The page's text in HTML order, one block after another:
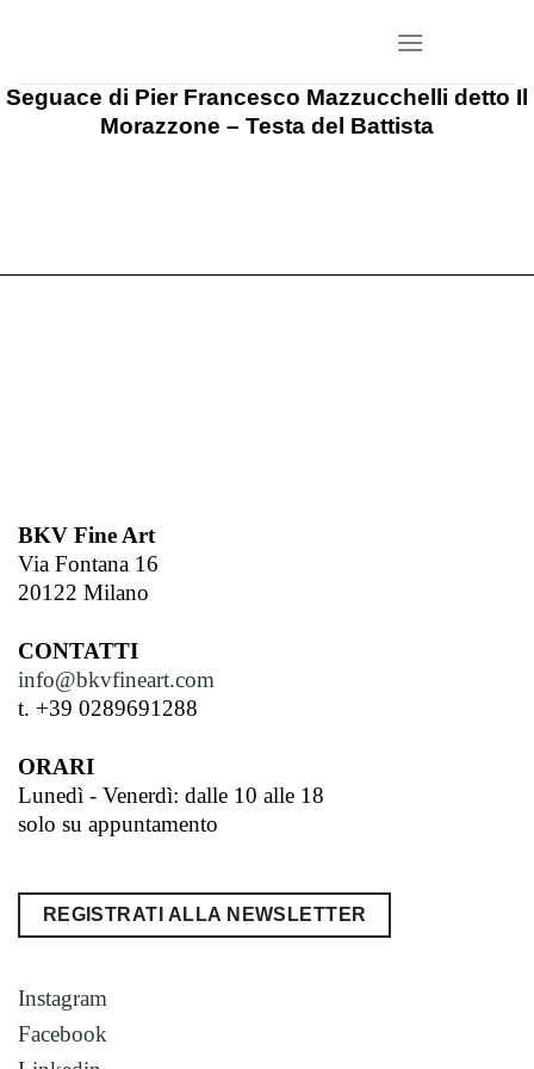
Seguace di Pier Francesco Mazzucchelli detto Il
Morazzone – Testa del Battista
BKV Fine Art
Via Fontana 16
20122 Milano
CONTATTI
info@bkvfineart.com
t. +39 0289691288
ORARI
Lunedì - Venerdì: dalle 10 alle 18
solo su appuntamento
REGISTRATI ALLA NEWSLETTER
Instagram
Facebook